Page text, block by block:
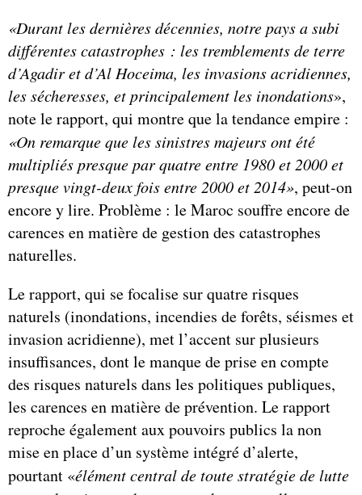
«Durant les dernières décennies, notre pays a subi
différentes catastrophes : les tremblements de terre
d’Agadir et d’Al Hoceima, les invasions acridiennes,
les sécheresses, et principalement les inondations»,
note le rapport, qui montre que la tendance empire :
«On remarque que les sinistres majeurs ont été
multipliés presque par quatre entre 1980 et 2000 et
presque vingt-deux fois entre 2000 et 2014», peut-on
encore y lire. Problème : le Maroc souffre encore de
carences en matière de gestion des catastrophes
naturelles.
Le rapport, qui se focalise sur quatre risques
naturels (inondations, incendies de forêts, séismes et
invasion acridienne), met l’accent sur plusieurs
insuffisances, dont le manque de prise en compte
des risques naturels dans les politiques publiques,
les carences en matière de prévention. Le rapport
reproche également aux pouvoirs publics la non
mise en place d’un système intégré d’alerte,
pourtant «élément central de toute stratégie de lutte